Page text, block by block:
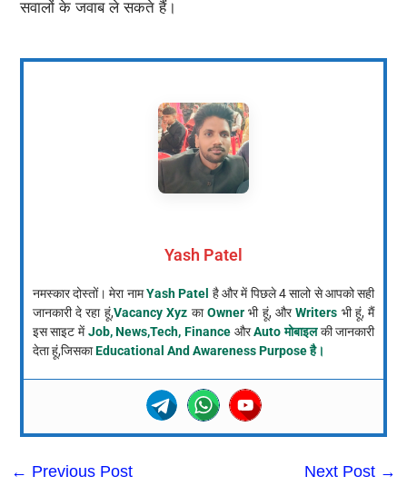
सवालों के जवाब ले सकते हैं।
Yash Patel
नमस्कार दोस्तों। मेरा नामYash Patel है और में पिछले 4 सालो से आपको सही
जानकारी दे रहा हूं,Vacancy Xyz काOwnerभी हूं, औरWriters भी हूं, मैं
इस साइट मेंJob, News,Tech, Finance औरAuto मोबाइलकी जानकारी
देता हूं,जिसकाEducational And Awareness Purpose है।
← Previous Post Next Post →